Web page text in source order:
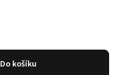
Do košíku